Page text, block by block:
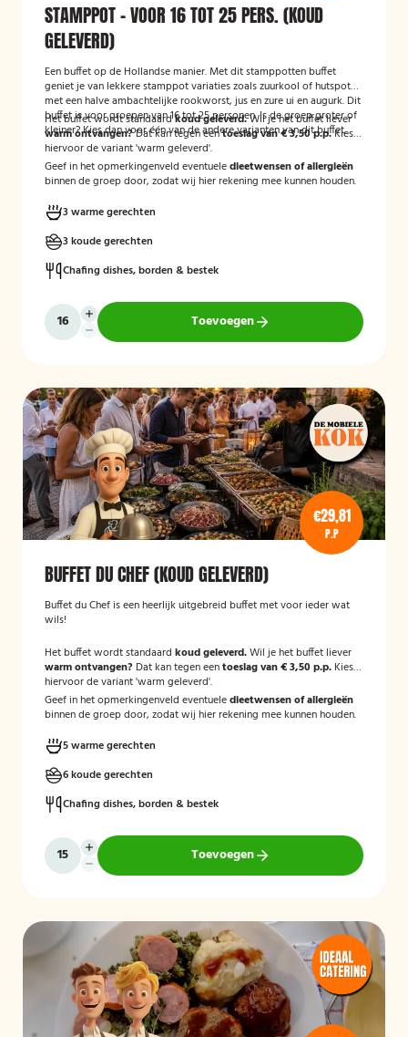
STAMPPOT - VOOR 16 TOT 25 PERS. (KOUD
GELEVERD)
Een buffet op de Hollandse manier. Met dit stamppotten buffet
geniet je van lekkere stamppot variaties zoals zuurkool of hutspot
met een halve ambachtelijke rookworst, jus en zure ui en augurk. Dit
buffet is voor groepen van 16 tot 25 personen. Is de groep groter of
kleiner? Kies dan voor één van de andere varianten van dit buffet.
Het buffet wordt standaardkoud geleverd.Wil je het buffet liever
warm ontvangen?Dat kan tegen eentoeslag van € 3,50 p.p.Kies
hiervoor de variant 'warm geleverd'.
Geef in het opmerkingenveld eventueledieetwensen of allergieën
binnen de groep door, zodat wij hier rekening mee kunnen houden.
3 warme gerechten
3 koude gerechten
Chafing dishes, borden & bestek
Toevoegen
€29,81
P.P
BUFFET DU CHEF (KOUD GELEVERD)
Buffet du Chef is een heerlijk uitgebreid buffet met voor ieder wat
wils!
Het buffet wordt standaard koud geleverd.Wil je het buffet liever
warm ontvangen? Dat kan tegen eentoeslag van € 3,50 p.p. Kies
hiervoor de variant 'warm geleverd'.
Geef in het opmerkingenveld eventueledieetwensen of allergieën
binnen de groep door, zodat wij hier rekening mee kunnen houden.
5 warme gerechten
6 koude gerechten
Chafing dishes, borden & bestek
Toevoegen